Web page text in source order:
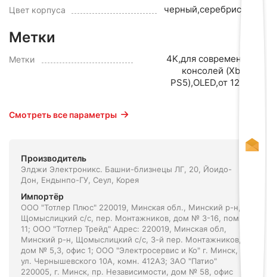
Цвет корпуса черный,серебристый
Метки
Метки
4K,для современных
консолей (Xbox и
PS5),OLED,от 120 Гц
Смотреть все параметры
Производитель
Элджи Электроникс. Башни-близнецы ЛГ, 20, Йоидо-
Дон, Ендынпо-ГУ, Сеул, Корея
Импортёр
ООО "Тотлер Плюс" 220019, Минская обл., Минский р-н,
Щомыслицкий с/с, пер. Монтажников, дом № 3-16, пом.
11; ООО "Тотлер Трейд" Адрес: 220019, Минская обл,
Минский р-н, Щомыслицкий с/с, 3-й пер. Монтажников,
дом № 5,3, офис 1; ООО "Электросервис и Ко" г. Минск,
ул. Чернышевского 10А, комн. 412А3; ЗАО "Патио"
220005, г. Минск, пр. Независимости, дом № 58, офис